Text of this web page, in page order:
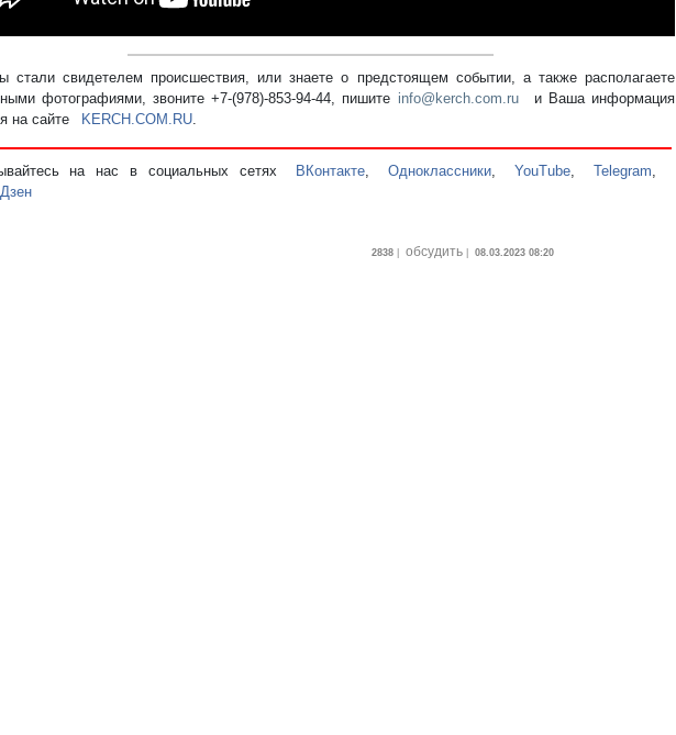
стали свидетелем происшествия, или знаете о предстоящем событии, а также располагаете
фотографиями, звоните +7-(978)-853-94-44, пишите info@kerch.com.ru и Ваша информация
на сайте
KERCH.COM.RU.
на нас в социальных сетях ВКонтакте, Одноклассники,YouTube,Telegram,
2838| обсудить| 08.03.2023 08:20